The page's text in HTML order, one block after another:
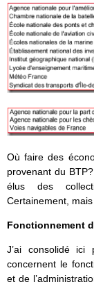
Où faire des
provenant du
élus des
Certainement,
Fonctionnement
J’ai consolidé ici
concernent le
et de